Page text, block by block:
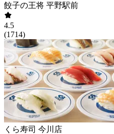
餃子の王将 平野駅前
4.5
(1714)
くら寿司 今川店